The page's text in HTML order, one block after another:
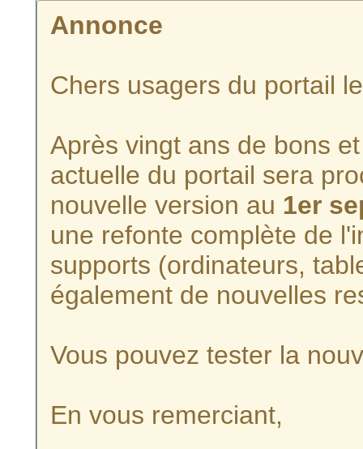
Annonce
Chers usagers du portail
Après vingt ans de bons
actuelle du portail sera
nouvelle version au 1er
une refonte complète de
supports (ordinateurs,
également de nouvelles
Vous pouvez tester la
En vous remerciant,